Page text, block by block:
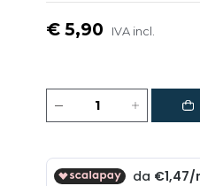
€ 5,90 IVA incl.